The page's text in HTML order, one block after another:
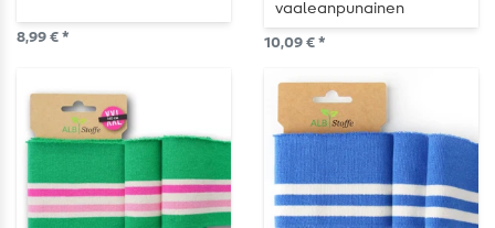
8,99 € *
vaaleanpunainen
valkoinen
10,09 € *